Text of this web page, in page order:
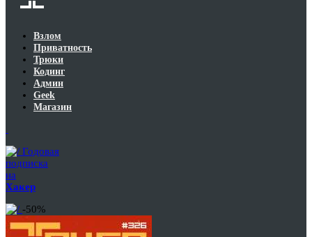
Взлом
Приватность
Трюки
Кодинг
Админ
Geek
Магазин
Годовая
подписка
на
Хакер
-50%